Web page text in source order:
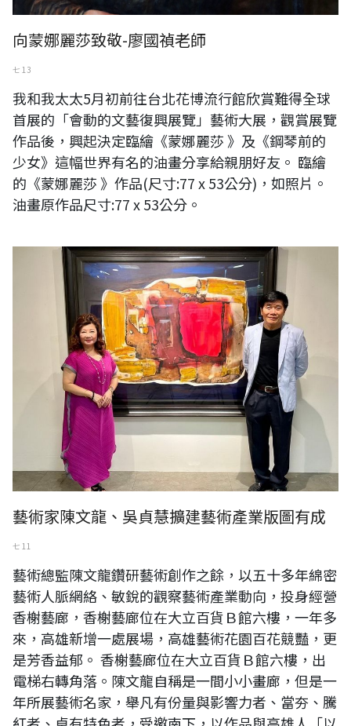
向蒙娜麗莎致敬-廖國禎老師
七 13
我和我太太5月初前往台北花博流行館欣賞難得全球
首展的「會動的文藝復興展覽」藝術大展，觀賞展覽
作品後，興起決定臨繪《蒙娜麗莎 》及《鋼琴前的
少女》這幅世界有名的油畫分享給親朋好友。 臨繪
的《蒙娜麗莎 》作品(尺寸:77 x 53公分)，如照片。
油畫原作品尺寸:77 x 53公分。
2022年「香榭藝廊名家百號邀請展」三日開幕，董事長吳貞慧與藝術總
監陳文龍。（陳文龍提供）
藝術家陳文龍、吳貞慧擴建藝術產業版圖有成
七 11
藝術總監陳文龍鑽研藝術創作之餘，以五十多年綿密
藝術人脈網絡、敏銳的觀察藝術產業動向，投身經營
香榭藝廊，香榭藝廊位在大立百貨Ｂ館六樓，一年多
來，高雄新增一處展場，高雄藝術花園百花競豔，更
是芳香益郁。 香榭藝廊位在大立百貨Ｂ館六樓，出
電梯右轉角落。陳文龍自稱是一間小小畫廊，但是一
年所展藝術名家，舉凡有份量與影響力者、當夯、騰